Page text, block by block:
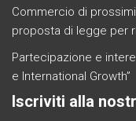
Commercio di
proposta di legge per
Partecipazione e
e International Growth”
Iscriviti alla